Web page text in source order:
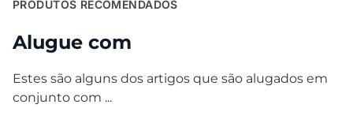
PRODUTOS RECOMENDADOS
Alugue com
Estes são alguns dos artigos que são alugados em
conjunto com ...